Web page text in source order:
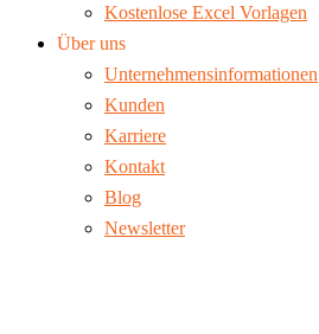
Kostenlose Excel Vorlagen
Über uns
Unternehmensinformationen
Kunden
Karriere
Kontakt
Blog
Newsletter